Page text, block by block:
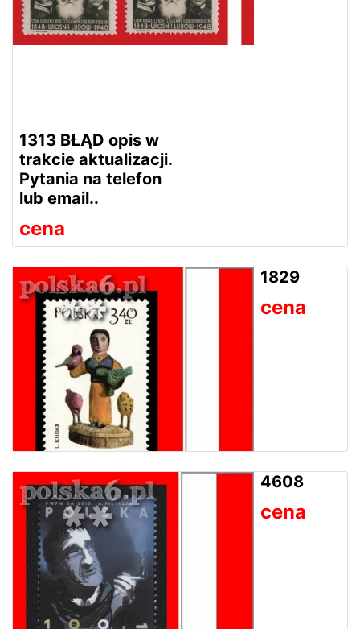
1313 BŁĄD opis w
trakcie aktualizacji.
Pytania na telefon
lub email..
cena
1829
cena
4608
cena